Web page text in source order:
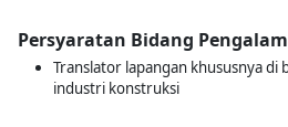
Persyaratan Bidang
Translator lapangan khususnya di
industri konstruksi